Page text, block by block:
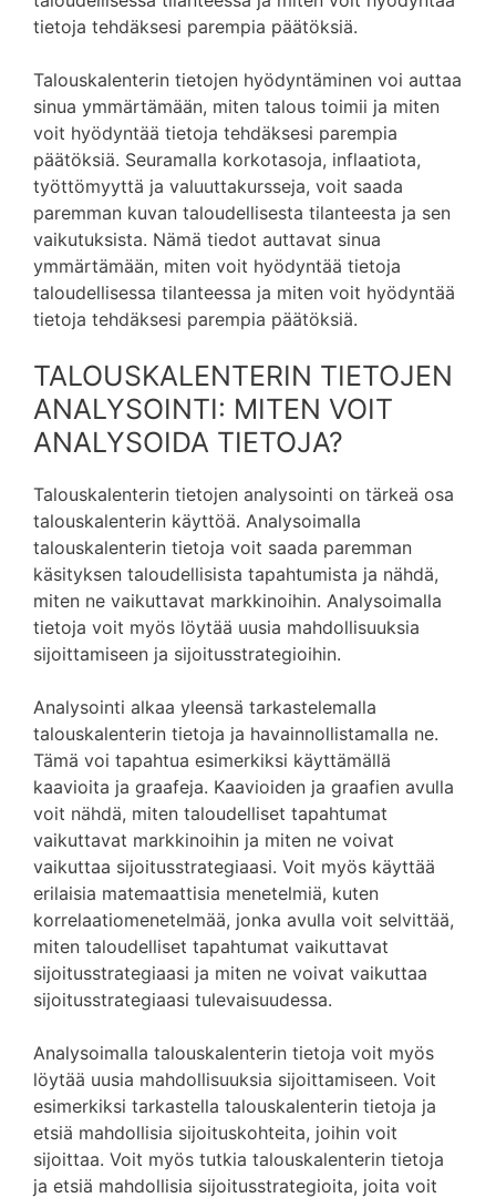
tietoja tehdäksesi parempia päätöksiä.
Talouskalenterin tietojen hyödyntäminen voi auttaa
sinua ymmärtämään, miten talous toimii ja miten
voit hyödyntää tietoja tehdäksesi parempia
päätöksiä. Seuramalla korkotasoja, inflaatiota,
työttömyyttä ja valuuttakursseja, voit saada
paremman kuvan taloudellisesta tilanteesta ja sen
vaikutuksista. Nämä tiedot auttavat sinua
ymmärtämään, miten voit hyödyntää tietoja
taloudellisessa tilanteessa ja miten voit hyödyntää
tietoja tehdäksesi parempia päätöksiä.
TALOUSKALENTERIN TIETOJEN
ANALYSOINTI: MITEN VOIT
ANALYSOIDA TIETOJA?
Talouskalenterin tietojen analysointi on tärkeä osa
talouskalenterin käyttöä. Analysoimalla
talouskalenterin tietoja voit saada paremman
käsityksen taloudellisista tapahtumista ja nähdä,
miten ne vaikuttavat markkinoihin. Analysoimalla
tietoja voit myös löytää uusia mahdollisuuksia
sijoittamiseen ja sijoitusstrategioihin.
Analysointi alkaa yleensä tarkastelemalla
talouskalenterin tietoja ja havainnollistamalla ne.
Tämä voi tapahtua esimerkiksi käyttämällä
kaavioita ja graafeja. Kaavioiden ja graafien avulla
voit nähdä, miten taloudelliset tapahtumat
vaikuttavat markkinoihin ja miten ne voivat
vaikuttaa sijoitusstrategiaasi. Voit myös käyttää
erilaisia matemaattisia menetelmiä, kuten
korrelaatiomenetelmää, jonka avulla voit selvittää,
miten taloudelliset tapahtumat vaikuttavat
sijoitusstrategiaasi ja miten ne voivat vaikuttaa
sijoitusstrategiaasi tulevaisuudessa.
Analysoimalla talouskalenterin tietoja voit myös
löytää uusia mahdollisuuksia sijoittamiseen. Voit
esimerkiksi tarkastella talouskalenterin tietoja ja
etsiä mahdollisia sijoituskohteita, joihin voit
sijoittaa. Voit myös tutkia talouskalenterin tietoja
ja etsiä mahdollisia sijoitusstrategioita, joita voit